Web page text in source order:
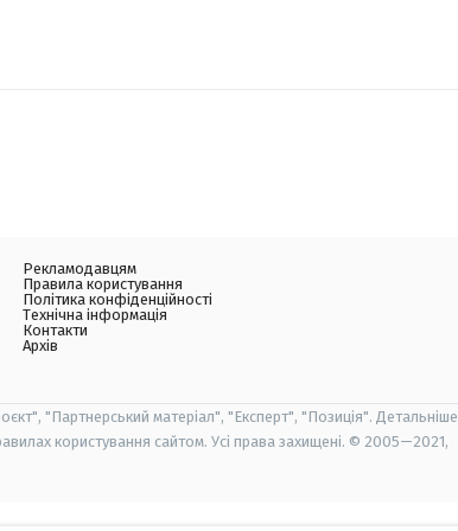
Рекламодавцям
Правила користування
Політика конфіденційності
Технічна інформація
Контакти
Архів
"Партнерський матеріал", "Експерт", "Позиція". Детальніше
користування сайтом. Усі права захищені. © 2005—2021,